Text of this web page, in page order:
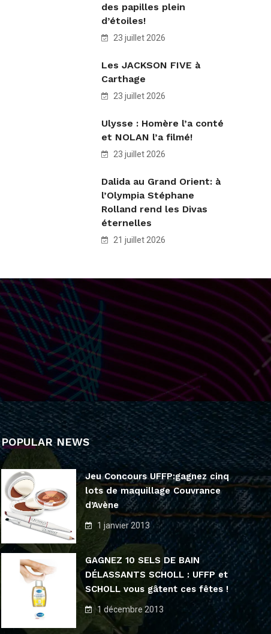
des papilles plein
d’étoiles!
23 juillet 2026
Les JACKSON FIVE à
Carthage
23 juillet 2026
Ulysse : Homère l’a conté
et NOLAN l’a filmé!
23 juillet 2026
Dalida au Grand Orient: à
l’Olympia Stéphane
Rolland rend les Divas
éternelles
21 juillet 2026
POPULAR NEWS
Jeu Concours UFFP:gagnez cinq
lots de maquillage Couvrance
d’Avène
1 janvier 2013
GAGNEZ 10 SELS DE BAIN
DÉLASSANTS SCHOLL : UFFP et
SCHOLL vous gâtent ces fêtes !
1 décembre 2013